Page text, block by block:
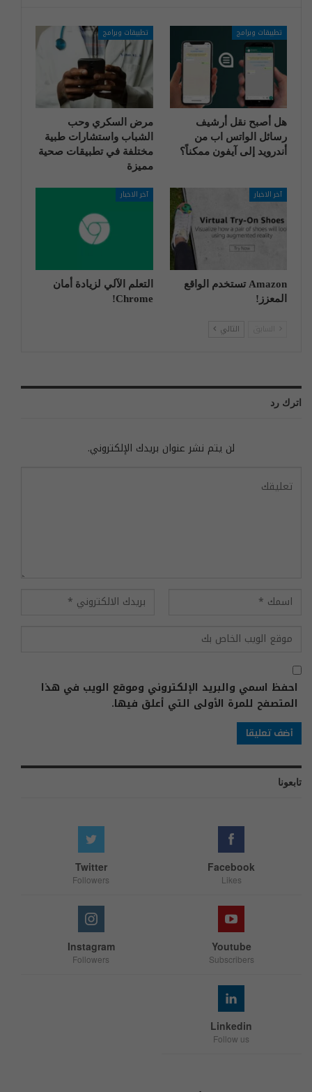
تطبيقات وبرامج
هل أصبح نقل أرشيف
رسائل الواتس اب من
أندرويد إلى آيفون ممكناً؟
تطبيقات وبرامج
مرض السكري وحب
الشباب واستشارات طبية
مختلفة في تطبيقات صحية
مميزة
آخر الاخبار
Amazon تستخدم الواقع
المعزز!
آخر الاخبار
التعلم الآلي لزيادة أمان
Chrome!
التالي
اترك رد
لن يتم نشر عنوان بريدك الإلكتروني.
احفظ اسمي والبريد الإلكتروني وموقع الويب في هذا
المتصفح للمرة الأولى التي أعلق فيها.
تابعونا
Facebook
Likes
Twitter
Followers
Youtube
Subscribers
Instagram
Followers
Linkedin
Follow us